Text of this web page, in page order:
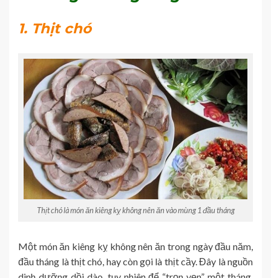
1. Thịt chó
Thịt chó là món ăn kiêng kỵ không nên ăn vào mùng 1 đầu tháng
Một món ăn kiêng kỵ không nên ăn trong ngày đầu năm,
đầu tháng là thịt chó, hay còn gọi là thịt cầy. Đây là nguồn